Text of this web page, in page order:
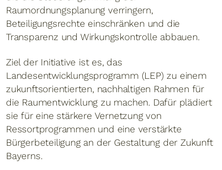
Raumordnungsplanung verringern,
Beteiligungsrechte einschränken und die
Transparenz und Wirkungskontrolle abbauen.
Ziel der Initiative ist es, das
Landesentwicklungsprogramm (LEP) zu einem
zukunftsorientierten, nachhaltigen Rahmen für
die Raumentwicklung zu machen. Dafür plädiert
sie für eine stärkere Vernetzung von
Ressortprogrammen und eine verstärkte
Bürgerbeteiligung an der Gestaltung der Zukunft
Bayerns.